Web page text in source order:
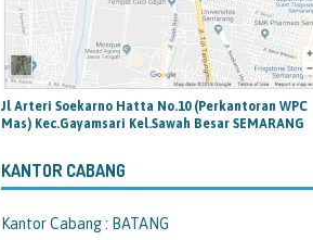
Jl Arteri Soekarno Hatta No.10 (Perkantoran WPC
Mas) Kec.Gayamsari Kel.Sawah Besar SEMARANG
KANTOR CABANG
Kantor Cabang : BATANG